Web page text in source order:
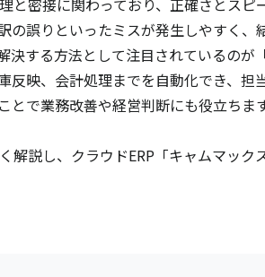
と密接に関わっており、正確さとスピ
の誤りといったミスが発生しやすく、
決する方法として注目されているのが
反映、会計処理までを自動化でき、担
で業務改善や経営判断にも役立ちます
説し、クラウドERP「キャムマック